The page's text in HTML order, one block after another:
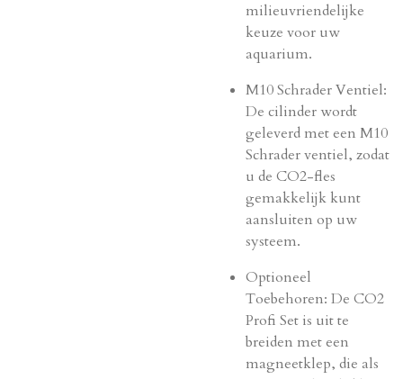
milieuvriendelijke
keuze voor uw
aquarium.
M10 Schrader Ventiel:
De cilinder wordt
geleverd met een M10
Schrader ventiel, zodat
u de CO2-fles
gemakkelijk kunt
aansluiten op uw
systeem.
Optioneel
Toebehoren: De CO2
Profi Set is uit te
breiden met een
magneetklep, die als